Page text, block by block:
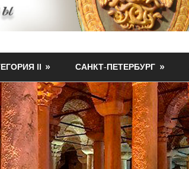
II САНКТ-ПЕТЕРБУРГ